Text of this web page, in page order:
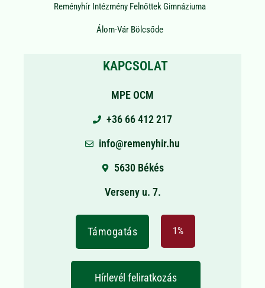
Reményhír Intézmény Felnőttek Gimnáziuma
Álom-Vár Bölcsőde
KAPCSOLAT
MPE OCM
+36 66 412 217
info@remenyhir.hu
5630 Békés
Verseny u. 7.
Támogatás 1%
Hírlevél feliratkozás